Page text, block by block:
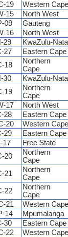
19
Western
15
North West
09
Gauteng
16
North West
29
KwaZulu-
27
Eastern Cape
18
Northern
Cape
30
KwaZulu-
19
Northern
Cape
17
North West
28
Eastern Cape
20
Western
29
Eastern Cape
17
Free State
20
Northern
Cape
21
Northern
Cape
22
Northern
Cape
21
Western
14
Mpumalanga
30
Eastern Cape
22
Western